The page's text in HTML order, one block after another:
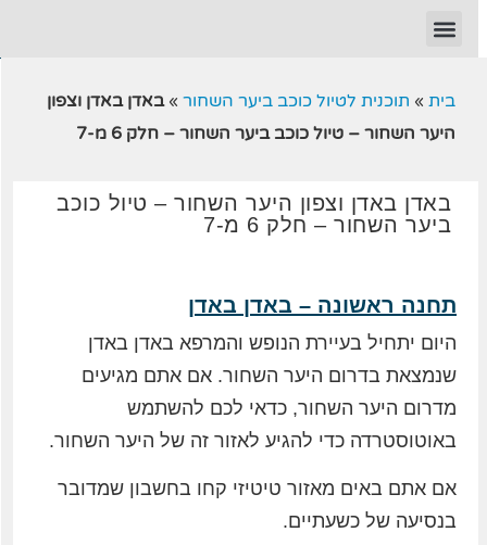
בית»תוכנית לטיול כוכב ביער השחור»באדן באדן וצפון
היער השחור – טיול כוכב ביער השחור – חלק 6 מ-7
באדן באדן וצפון היער השחור – טיול כוכב
ביער השחור – חלק 6 מ-7
תחנה ראשונה – באדן באדן
היום יתחיל בעיירת הנופש והמרפא באדן באדן
שנמצאת בדרום היער השחור. אם אתם מגיעים
מדרום היער השחור, כדאי לכם להשתמש
באוטוסטרדה כדי להגיע לאזור זה של היער השחור.
אם אתם באים מאזור טיטיזי קחו בחשבון שמדובר
בנסיעה של כשעתיים.